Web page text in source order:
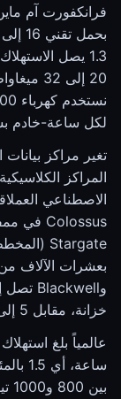
لكل ساعة-خادم
تغير مراكز
خزانة، مقابل 5 إلى 15 كيلوواط لعتاد CPU الكلاسيكي.